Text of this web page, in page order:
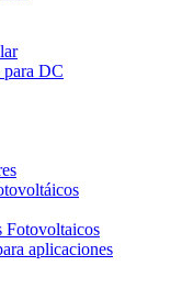
para DC
Fotovoltaicos
aplicaciones